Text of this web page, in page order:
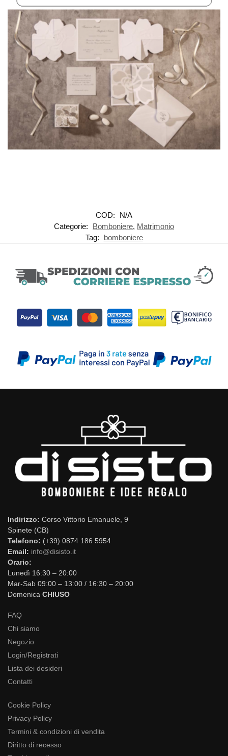
COD:
N/A
Categorie:
Bomboniere, Matrimonio
Tag:
bomboniere
Indirizzo: Corso Vittorio Emanuele, 9
Spinete (CB)
Telefono: (+39) 0874 186 5954
Email: info@disisto.it
Orario:
Lunedì 16:30 – 20:00
Mar-Sab 09:00 – 13:00 / 16:30 – 20:00
Domenica CHIUSO
FAQ
Chi siamo
Negozio
Login/Registrati
Lista dei desideri
Contatti
Cookie Policy
Privacy Policy
Termini & condizioni di vendita
Diritto di recesso